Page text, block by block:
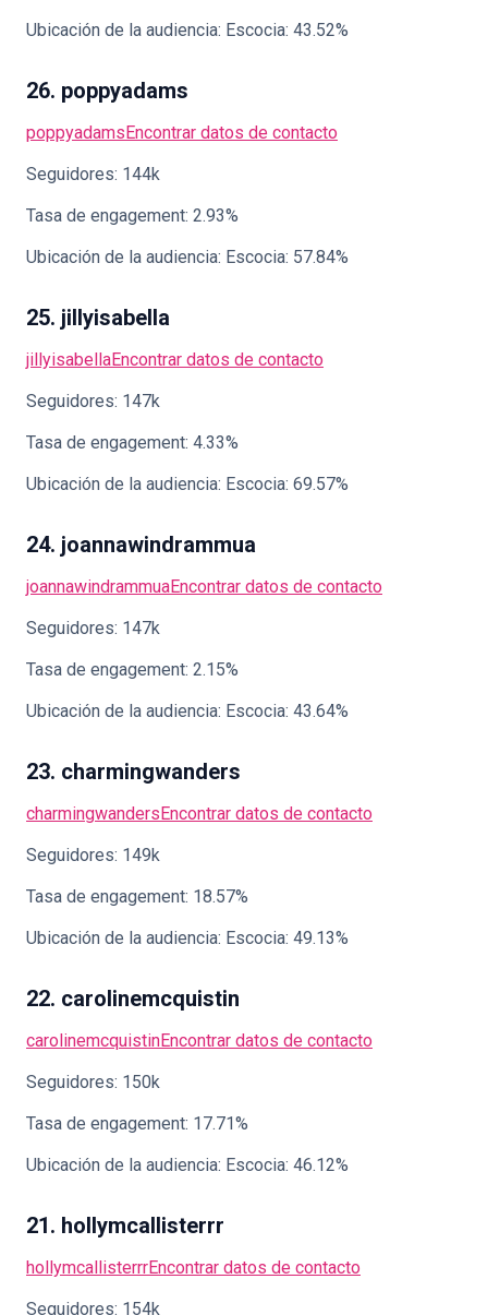
Ubicación de la audiencia: Escocia: 43.52%
26. poppyadams
poppyadamsEncontrar datos de contacto
Seguidores: 144k
Tasa de engagement: 2.93%
Ubicación de la audiencia: Escocia: 57.84%
25. jillyisabella
jillyisabellaEncontrar datos de contacto
Seguidores: 147k
Tasa de engagement: 4.33%
Ubicación de la audiencia: Escocia: 69.57%
24. joannawindrammua
joannawindrammuaEncontrar datos de contacto
Seguidores: 147k
Tasa de engagement: 2.15%
Ubicación de la audiencia: Escocia: 43.64%
23. charmingwanders
charmingwandersEncontrar datos de contacto
Seguidores: 149k
Tasa de engagement: 18.57%
Ubicación de la audiencia: Escocia: 49.13%
22. carolinemcquistin
carolinemcquistinEncontrar datos de contacto
Seguidores: 150k
Tasa de engagement: 17.71%
Ubicación de la audiencia: Escocia: 46.12%
21. hollymcallisterrr
hollymcallisterrrEncontrar datos de contacto
Seguidores: 154k